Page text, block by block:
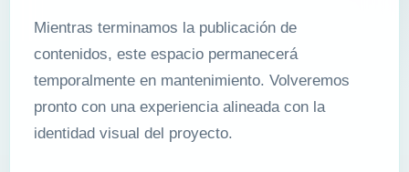
Mientras terminamos la publicación de
contenidos, este espacio permanecerá
temporalmente en mantenimiento. Volveremos
pronto con una experiencia alineada con la
identidad visual del proyecto.